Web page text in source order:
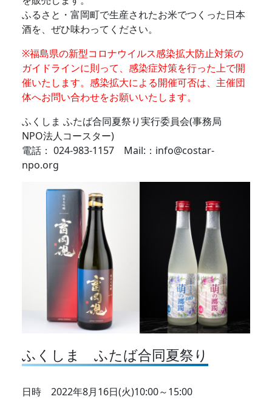
ふるさと・富岡町で生産されたお米でつくった日本
酒を、ぜひ味わってください。
※福島県の新型コロナウイルス感染拡大防止対策の
ガイドラインに則って、感染症対策を行った上で開
催いたします。 感染拡大による開催可否は、主催団
体へお問い合わせをお願いいたします。
ふくしま ふたば合同夏祭り実行委員会(事務局
NPO法人コースター)
電話： 024-983-1157 Mail:：info@costar-
npo.org
ふくしま ふたば合同夏祭り
日時 2022年8月16日(火)10:00～15:00